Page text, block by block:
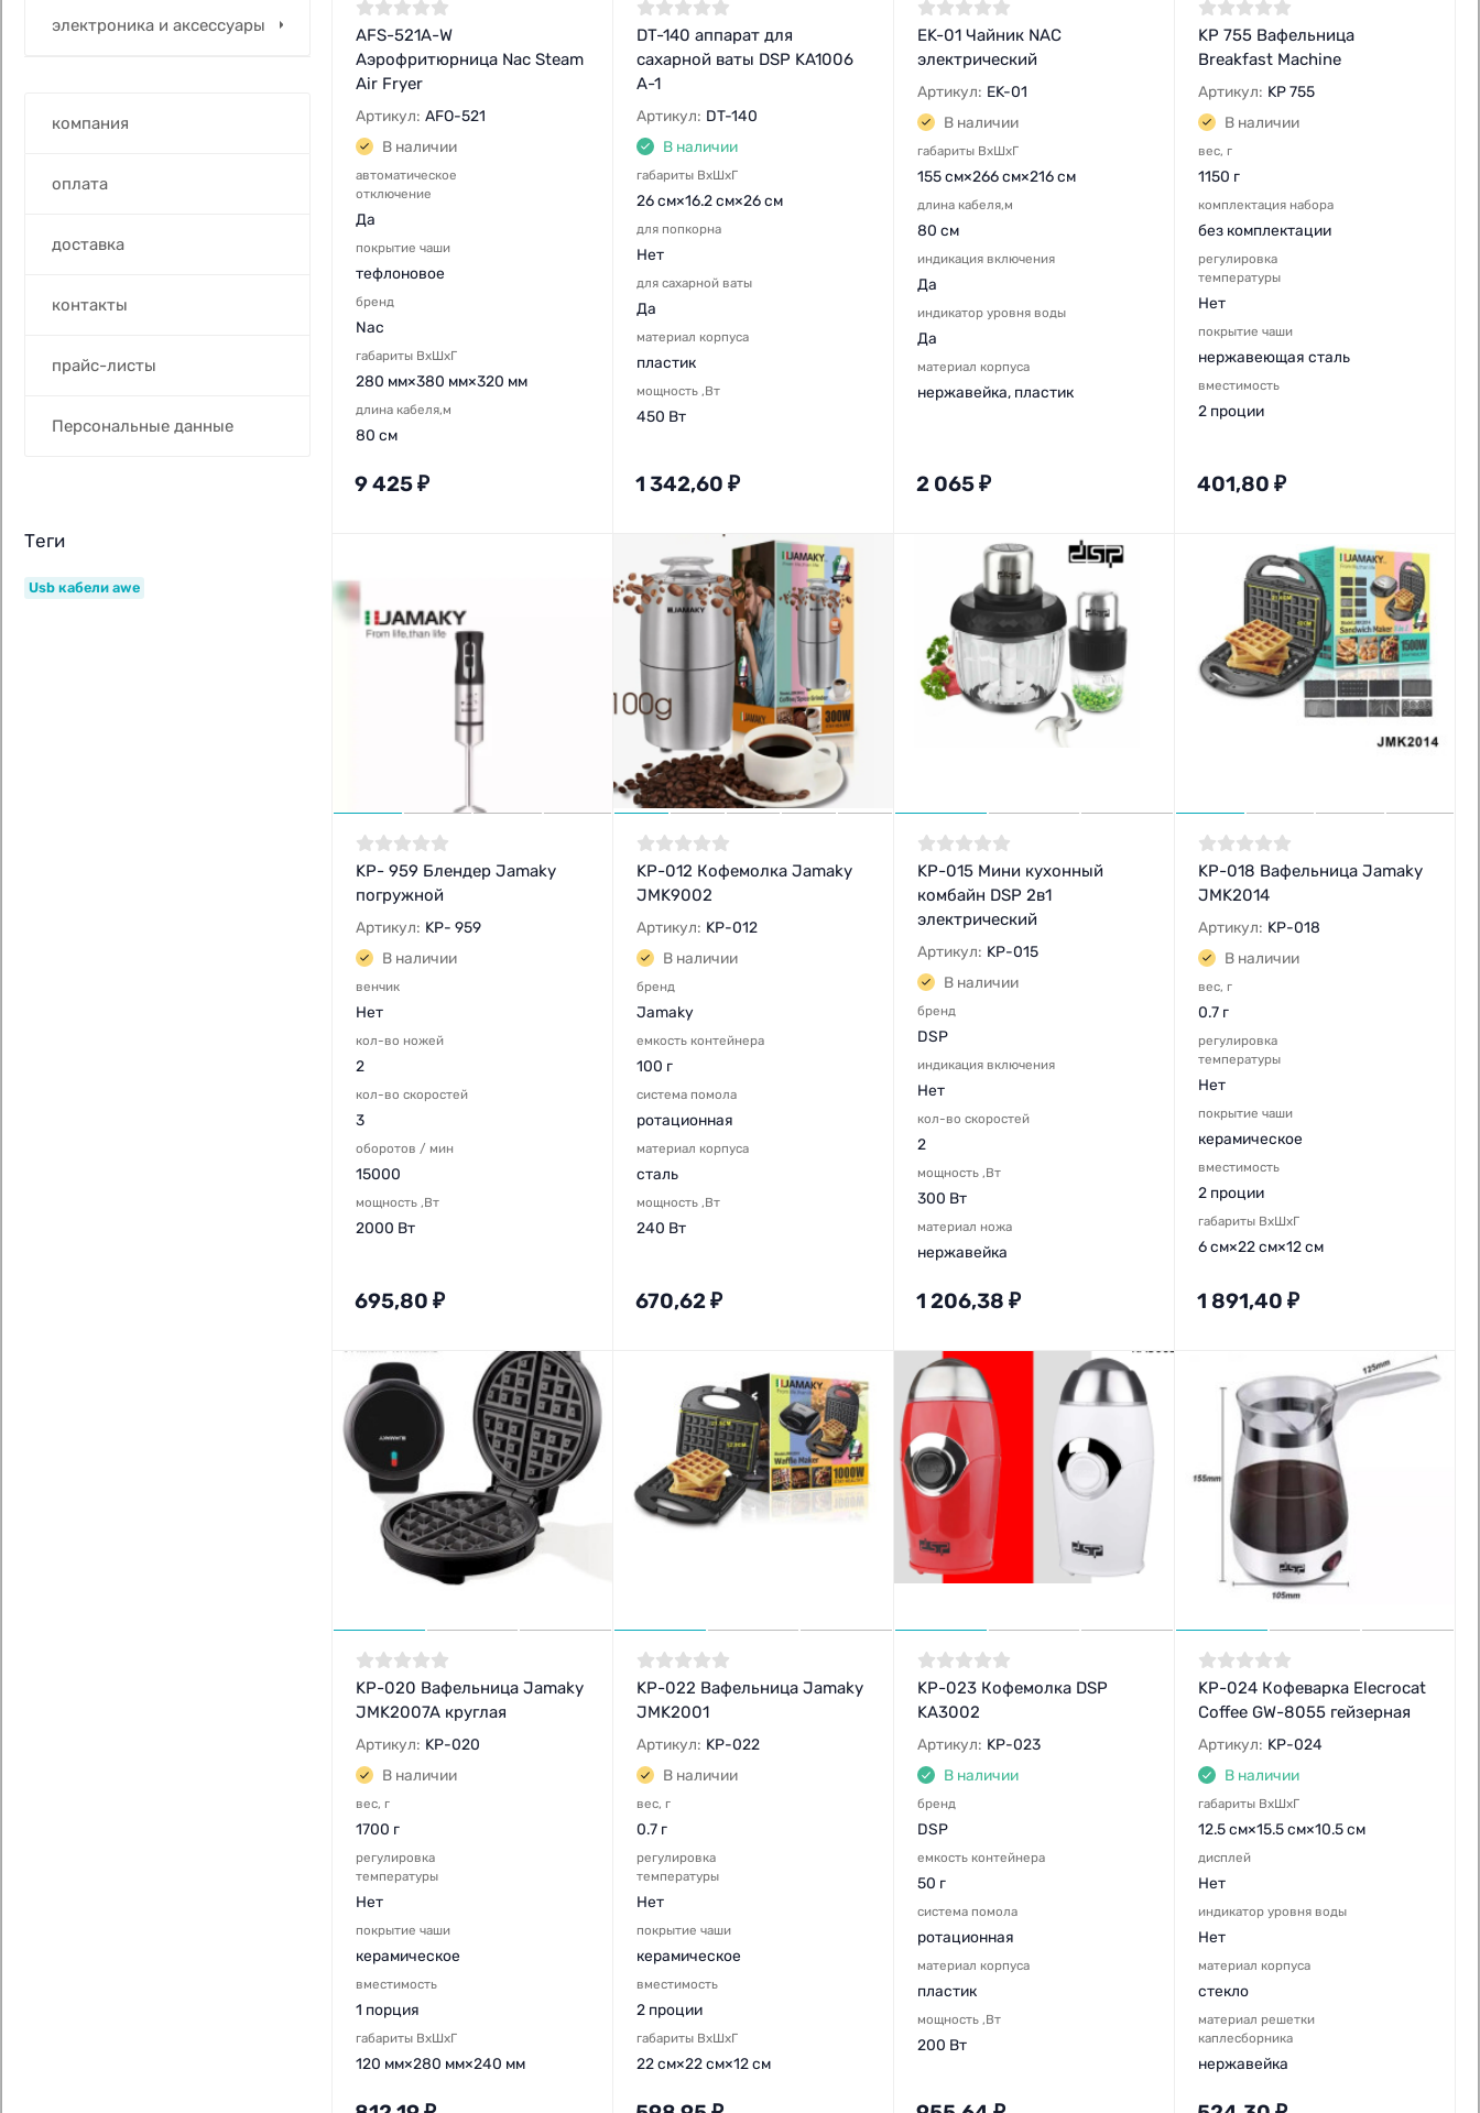
электроника и аксессуары
компания
оплата
доставка
контакты
прайс-листы
Персональные данные
Теги
Usb кабели awe
AFS-521A-W
Аэрофритюрница Nac Steam
Air Fryer
Артикул: AFO-521
В наличии
автоматическое
отключение
Да
покрытие чаши
тефлоновое
бренд
Nac
габариты ВхШхГ
280 мм×380 мм×320 мм
длина кабеля,м
80 см
9 425₽
DT-140 аппарат для
сахарной ваты DSP KA1006
A-1
Артикул: DT-140
В наличии
габариты ВхШхГ
26 см×16.2 см×26 см
для попкорна
Нет
для сахарной ваты
Да
материал корпуса
пластик
мощность ,Вт
450 Вт
1 342,60 ₽
EK-01 Чайник NAC
электрический
Артикул: EK-01
В наличии
габариты ВхШхГ
155 см×266 см×216 см
длина кабеля,м
80 см
индикация включения
Да
индикатор уровня воды
Да
материал корпуса
нержавейка, пластик
2 065₽
KP 755 Вафельница
Breakfast Machine
Артикул: KP 755
В наличии
вес, г
1150 г
комплектация набора
без комплектации
регулировка
температуры
Нет
покрытие чаши
нержавеющая сталь
вместимость
2 проции
401,80 ₽
KP- 959 Блендер Jamaky
погружной
Артикул: KP- 959
В наличии
венчик
Нет
кол-во ножей
2
кол-во скоростей
3
оборотов / мин
15000
мощность ,Вт
2000 Вт
695,80 ₽
KP-012 Кофемолка Jamaky
JMK9002
Артикул: KP-012
В наличии
бренд
Jamaky
емкость контейнера
100 г
система помола
ротационная
материал корпуса
сталь
мощность ,Вт
240 Вт
670,62₽
KP-015 Мини кухонный
комбайн DSP 2в1
электрический
Артикул: KP-015
В наличии
бренд
DSP
индикация включения
Нет
кол-во скоростей
2
мощность ,Вт
300 Вт
материал ножа
нержавейка
1 206,38 ₽
KP-018 Вафельница Jamaky
JMK2014
Артикул: KP-018
В наличии
вес, г
0.7 г
регулировка
температуры
Нет
покрытие чаши
керамическое
вместимость
2 проции
габариты ВхШхГ
6 см×22 см×12 см
1 891,40 ₽
KP-020 Вафельница Jamaky
JMK2007A круглая
Артикул: KP-020
В наличии
вес, г
1700 г
регулировка
температуры
Нет
покрытие чаши
керамическое
вместимость
1 порция
габариты ВхШхГ
120 мм×280 мм×240 мм
KP-022 Вафельница Jamaky
JMK2001
Артикул: KP-022
В наличии
вес, г
0.7 г
регулировка
температуры
Нет
покрытие чаши
керамическое
вместимость
2 проции
габариты ВхШхГ
22 см×22 см×12 см
KP-023 Кофемолка DSP
KA3002
Артикул: KP-023
В наличии
бренд
DSP
емкость контейнера
50 г
система помола
ротационная
материал корпуса
пластик
мощность ,Вт
200 Вт
KP-024 Кофеварка Elecrocat
Coffee GW-8055 гейзерная
Артикул: KP-024
В наличии
габариты ВхШхГ
12.5 см×15.5 см×10.5 см
дисплей
Нет
индикатор уровня воды
Нет
материал корпуса
стекло
материал решетки
каплесборника
нержавейка